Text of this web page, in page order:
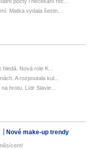
Matka vydala šestn...
Nová role K...
A rozpoutala kul...
hrotu. Lídr Slavie...
Nové make-up trendy